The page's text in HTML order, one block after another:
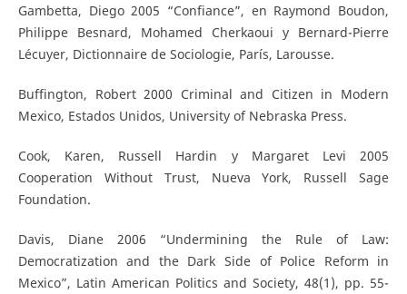
Gambetta, Diego 2005 “Confiance”, en Raymond Boudon,
Philippe Besnard, Mohamed Cherkaoui y Bernard-Pierre
Lécuyer, Dictionnaire de Sociologie, París, Larousse.
Buffington, Robert 2000 Criminal and Citizen in Modern
Mexico, Estados Unidos, University of Nebraska Press.
Cook, Karen, Russell Hardin y Margaret Levi 2005
Cooperation Without Trust, Nueva York, Russell Sage
Foundation.
Davis, Diane 2006 “Undermining the Rule of Law:
Democratization and the Dark Side of Police Reform in
Mexico”, Latin American Politics and Society, 48(1), pp. 55-